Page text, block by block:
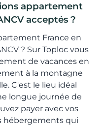
appartement
acceptés ?
France en
? Sur Toploc vous
de vacances en
à la montagne
C'est le lieu idéal
longue journée de
payer avec vos
hébergements qui